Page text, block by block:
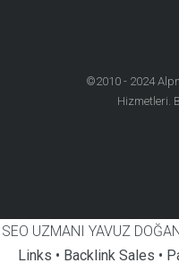
©2010 - 2024
Hizmetleri
SEO UZMANI YAVUZ
Links • Backlink Sales •